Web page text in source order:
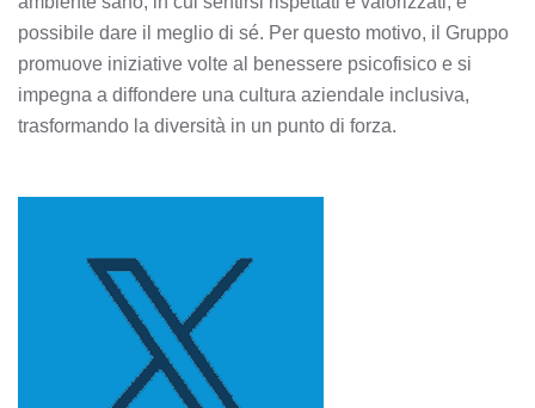
possibile dare il meglio di sé. Per questo motivo, il Gruppo
promuove iniziative volte al benessere psicofisico e si
impegna a diffondere una cultura aziendale inclusiva,
trasformando la diversità in un punto di forza.